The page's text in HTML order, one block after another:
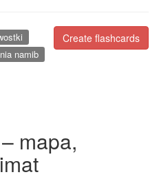
Create flashcards
namib
mapa,